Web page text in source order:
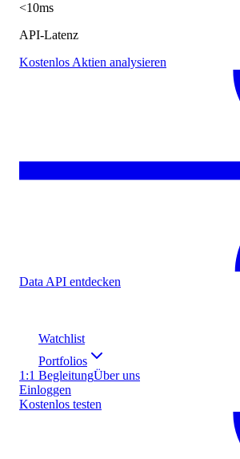
<10ms
API-Latenz
Kostenlos Aktien analysieren
Data API entdecken
Watchlist
Portfolios
1:1 BegleitungÜber uns
Einloggen
Kostenlos testen